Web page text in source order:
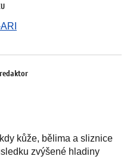
kůže, bělima a sliznice
zvýšené hladiny